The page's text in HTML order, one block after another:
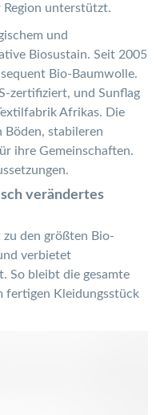
Region unterstützt.
und
Biosustain. Seit 2005
Bio-Baumwolle.
zertifiziert, und Sunflag
Afrikas. Die
Böden, stabileren
ihre Gemeinschaften.
verändertes
den größten Bio-
verbietet
So bleibt die gesamte
fertigen Kleidungsstück